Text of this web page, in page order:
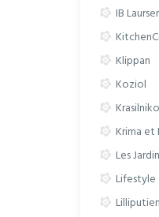
IB
Klippan
Koziol
Krima et
Les
Lifestyle